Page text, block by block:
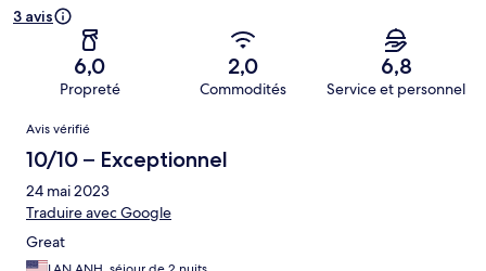
3 avis
6,0
Propreté
2,0
Commodités
6,8
Service et personnel
Avis
Avis vérifié
10/10 – Exceptionnel
24 mai 2023
Traduire avec Google
Great